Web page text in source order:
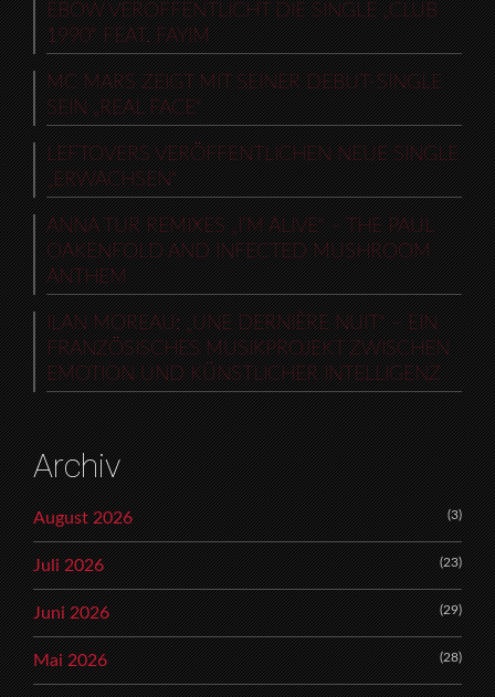
EBOW VERÖFFENTLICHT DIE SINGLE „CLUB
1990“ FEAT. FAYIM
MC MARS ZEIGT MIT SEINER DEBUT-SINGLE
SEIN „REAL FACE“
LEFTOVERS VERÖFFENTLICHEN NEUE SINGLE
„ERWACHSEN“
ANNA TUR REMIXES „I’M ALIVE“ – THE PAUL
OAKENFOLD AND INFECTED MUSHROOM
ANTHEM
ILAN MOREAU: „UNE DERNIÈRE NUIT“ – EIN
FRANZÖSISCHES MUSIKPROJEKT ZWISCHEN
EMOTION UND KÜNSTLICHER INTELLIGENZ
Archiv
August 2026 (3)
Juli 2026 (23)
Juni 2026 (29)
Mai 2026 (28)